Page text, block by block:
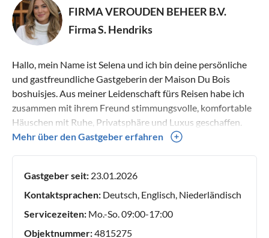
FIRMA VEROUDEN BEHEER B.V.
Firma S. Hendriks
Hallo, mein Name ist Selena und ich bin deine persönliche
und gastfreundliche Gastgeberin der Maison Du Bois
boshuisjes. Aus meiner Leidenschaft fürs Reisen habe ich
zusammen mit ihrem Freund stimmungsvolle, komfortable
Häuschen mit Ruhe, Privatsphäre und Luxus geschaffen.
Mein Ziel ist es, dass sich Gäste willkommen und entspannt
werden. Sprechen wir uns bald?
Mehr über den Gastgeber erfahren
Gastgeber seit: 23.01.2026
Kontaktsprachen: Deutsch, Englisch, Niederländisch
Servicezeiten: Mo.-So. 09:00-17:00
Objektnummer:4815275